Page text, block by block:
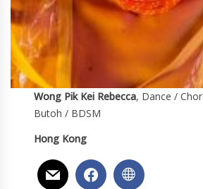
Wong Pik Kei Rebecca, Dance /
Butoh / BDSM
Hong Kong